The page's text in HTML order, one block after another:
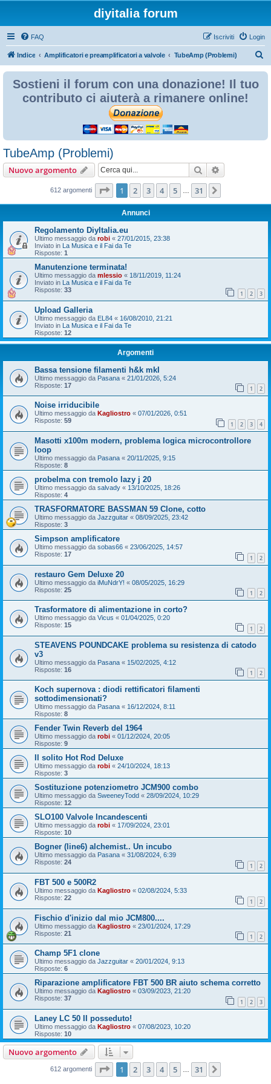
diyitalia forum
FAQ Login
Iscriviti
Indice Amplificatori e preamplificatori a valvole TubeAmp (Problemi)
Sostieni il forum con una donazione! Il tuo
contributo ci aiuterà a rimanere online!
TubeAmp (Problemi)
Nuovo argomento Cerca
612 argomenti Pagina di 31
1 2 3 4 5 31
Annunci
Regolamento DiyItalia.eu
Ultimo messaggio da robi « 27/01/2015, 23:38
Inviato in La Musica e il Fai da Te
Risposte: 1
Manutenzione terminata!
Ultimo messaggio da mlessio « 18/11/2019, 11:24
Inviato in La Musica e il Fai da Te
Risposte: 33 1 2 3
Upload Galleria
Ultimo messaggio da EL84 « 16/08/2010, 21:21
Inviato in La Musica e il Fai da Te
Risposte: 12
Argomenti
Bassa tensione filamenti h&k mkI
Ultimo messaggio da Pasana « 21/01/2026, 5:24
Risposte: 17 1 2
Noise irriducibile
Ultimo messaggio da Kagliostro « 07/01/2026, 0:51
Risposte: 59 1 2 3 4
Masotti x100m modern, problema logica microcontrollore
loop
Ultimo messaggio da Pasana « 20/11/2025, 9:15
Risposte: 8
probelma con tremolo lazy j 20
Ultimo messaggio da salvady « 13/10/2025, 18:26
Risposte: 4
TRASFORMATORE BASSMAN 59 Clone, cotto
Ultimo messaggio da Jazzguitar « 08/09/2025, 23:42
Risposte: 3
Simpson amplificatore
Ultimo messaggio da sobas66 « 23/06/2025, 14:57
Risposte: 17 1 2
restauro Gem Deluxe 20
Ultimo messaggio da iMuNdrY! « 08/05/2025, 16:29
Risposte: 25 1 2
Trasformatore di alimentazione in corto?
Ultimo messaggio da Vicus « 01/04/2025, 0:20
Risposte: 15 1 2
STEAVENS POUNDCAKE problema su resistenza di catodo
v3
Ultimo messaggio da Pasana « 15/02/2025, 4:12
Risposte: 16 1 2
Koch supernova : diodi rettificatori filamenti
sottodimensionati?
Ultimo messaggio da Pasana « 16/12/2024, 8:11
Risposte: 8
Fender Twin Reverb del 1964
Ultimo messaggio da robi « 01/12/2024, 20:05
Risposte: 9
Il solito Hot Rod Deluxe
Ultimo messaggio da robi « 24/10/2024, 18:13
Risposte: 3
Sostituzione potenziometro JCM900 combo
Ultimo messaggio da SweeneyTodd « 28/09/2024, 10:29
Risposte: 12
SLO100 Valvole Incandescenti
Ultimo messaggio da robi « 17/09/2024, 23:01
Risposte: 10
Bogner (line6) alchemist.. Un incubo
Ultimo messaggio da Pasana « 31/08/2024, 6:39
Risposte: 24 1 2
FBT 500 e 500R2
Ultimo messaggio da Kagliostro « 02/08/2024, 5:33
Risposte: 22 1 2
Fischio d'inizio dal mio JCM800....
Ultimo messaggio da Kagliostro « 23/01/2024, 17:29
Risposte: 21 1 2
Champ 5F1 clone
Ultimo messaggio da Jazzguitar « 20/01/2024, 9:13
Risposte: 6
Riparazione amplificatore FBT 500 BR aiuto schema corretto
Ultimo messaggio da Kagliostro « 03/09/2023, 21:20
Risposte: 37 1 2 3
Laney LC 50 II posseduto!
Ultimo messaggio da Kagliostro « 07/08/2023, 10:20
Risposte: 10
Nuovo argomento
612 argomenti Pagina di 31
1 2 3 4 5 31